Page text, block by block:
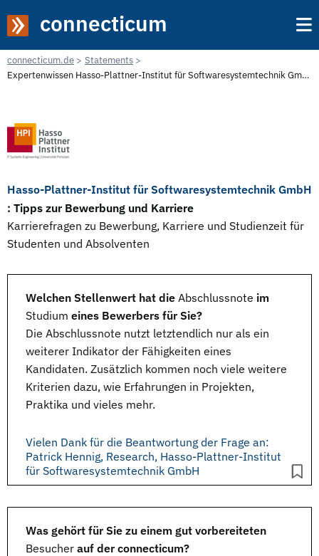
connecticum
connecticum.de
Statements
Expertenwissen Hasso-Plattner-Institut für Softwaresystemtechnik GmbH
Hasso-Plattner-Institut für Softwaresystemtechnik GmbH
: Tipps zur Bewerbung und Karriere
Karrierefragen zu Bewerbung, Karriere und Studienzeit für
Studenten und Absolventen
Welchen Stellenwert hat die Abschlussnote im
Studium eines Bewerbers für Sie?
Die Abschlussnote nutzt letztendlich nur als ein
weiterer Indikator der Fähigkeiten eines
Kandidaten. Zusätzlich kommen noch viele weitere
Kriterien dazu, wie Erfahrungen in Projekten,
Praktika und vieles mehr.
Vielen Dank für die Beantwortung der Frage an:
Patrick Hennig, Research, Hasso-Plattner-Institut
für Softwaresystemtechnik GmbH
Was gehört für Sie zu einem gut vorbereiteten
Besucher auf der connecticum?